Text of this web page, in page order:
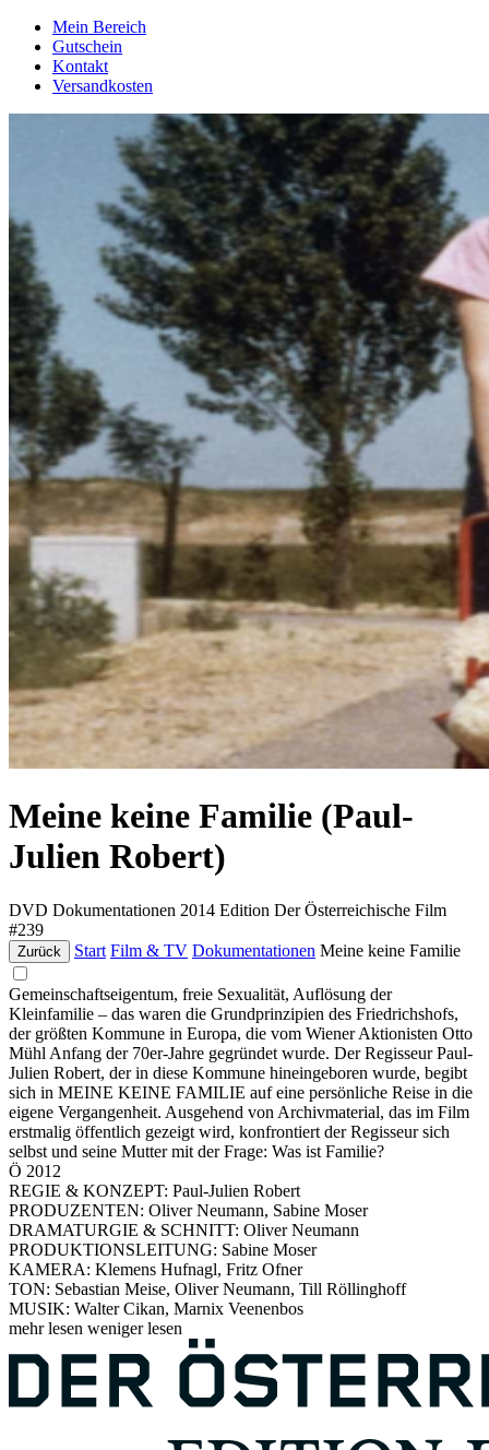
Mein Bereich
Gutschein
Kontakt
Versandkosten
Meine keine Familie (Paul-
Julien Robert)
DVD Dokumentationen 2014 Edition Der Österreichische Film
#239
Zurück Start Film & TV Dokumentationen Meine keine Familie
Gemeinschaftseigentum, freie Sexualität, Auflösung der
Kleinfamilie – das waren die Grundprinzipien des Friedrichshofs,
der größten Kommune in Europa, die vom Wiener Aktionisten Otto
Mühl Anfang der 70er-Jahre gegründet wurde. Der Regisseur Paul-
Julien Robert, der in diese Kommune hineingeboren wurde, begibt
sich in MEINE KEINE FAMILIE auf eine persönliche Reise in die
eigene Vergangenheit. Ausgehend von Archivmaterial, das im Film
erstmalig öffentlich gezeigt wird, konfrontiert der Regisseur sich
selbst und seine Mutter mit der Frage: Was ist Familie?
Ö 2012
REGIE & KONZEPT: Paul-Julien Robert
PRODUZENTEN: Oliver Neumann, Sabine Moser
DRAMATURGIE & SCHNITT: Oliver Neumann
PRODUKTIONSLEITUNG: Sabine Moser
KAMERA: Klemens Hufnagl, Fritz Ofner
TON: Sebastian Meise, Oliver Neumann, Till Röllinghoff
MUSIK: Walter Cikan, Marnix Veenenbos
mehr lesen weniger lesen